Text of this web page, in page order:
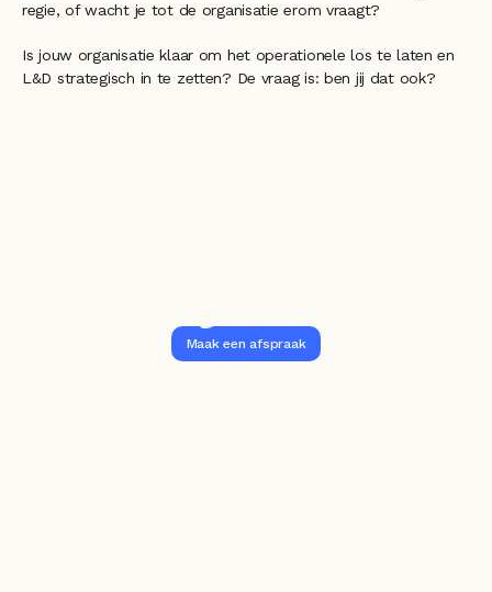
regie, of wacht je tot de organisatie erom vraagt?
Is jouw organisatie klaar om het operationele los te laten en
L&D strategisch in te zetten? De vraag is: ben jij dat ook?
Maak een afspraak